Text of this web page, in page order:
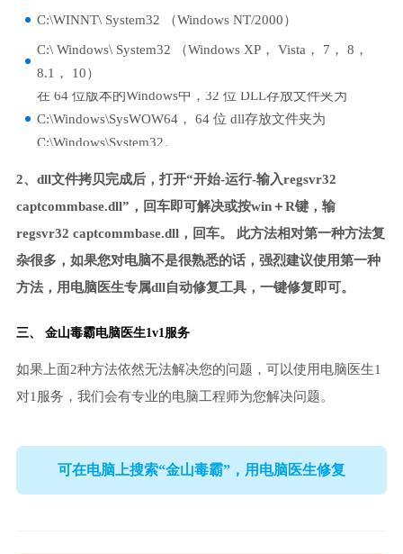
C:\WINNT\ System32 （Windows NT/2000）
C:\ Windows\ System32 （Windows XP， Vista， 7， 8，
8.1， 10）
在 64 位版本的Windows中，32 位 DLL存放文件夹为
C:\Windows\SysWOW64， 64 位 dll存放文件夹为
C:\Windows\System32。
2、dll文件拷贝完成后，打开“开始-运行-输入regsvr32
captcommbase.dll”，回车即可解决或按win＋R键，输
regsvr32 captcommbase.dll，回车。 此方法相对第一种方法复
杂很多，如果您对电脑不是很熟悉的话，强烈建议使用第一种
方法，用电脑医生专属dll自动修复工具，一键修复即可。
三、 金山毒霸电脑医生1v1服务
如果上面2种方法依然无法解决您的问题，可以使用电脑医生1
对1服务，我们会有专业的电脑工程师为您解决问题。
可在电脑上搜索“金山毒霸”，用电脑医生修复